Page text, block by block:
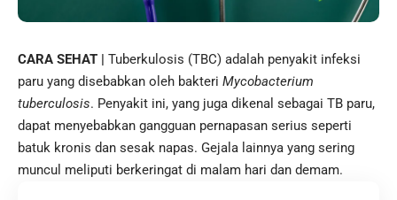
CARA SEHAT | Tuberkulosis (TBC) adalah penyakit infeksi
paru yang disebabkan oleh bakteri Mycobacterium
tuberculosis. Penyakit ini, yang juga dikenal sebagai TB paru,
dapat menyebabkan gangguan pernapasan serius seperti
batuk kronis dan sesak napas. Gejala lainnya yang sering
muncul meliputi berkeringat di malam hari dan demam.